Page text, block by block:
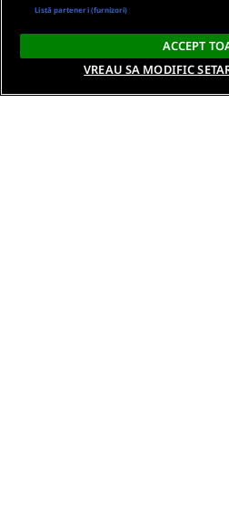
Listă parteneri (furnizori)
ACCEPT
VREAU SA MODIFIC